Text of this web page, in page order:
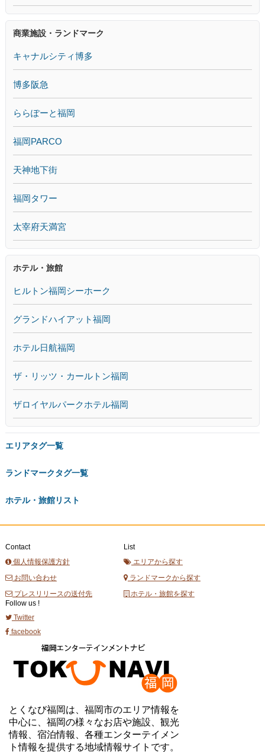
商業施設・ランドマーク
キャナルシティ博多
博多阪急
ららぽーと福岡
福岡PARCO
天神地下街
福岡タワー
太宰府天満宮
ホテル・旅館
ヒルトン福岡シーホーク
グランドハイアット福岡
ホテル日航福岡
ザ・リッツ・カールトン福岡
ザロイヤルパークホテル福岡
エリアタグ一覧
ランドマークタグ一覧
ホテル・旅館リスト
Contact
個人情報保護方針
お問い合わせ
プレスリリースの送付先
List
エリアから探す
ランドマークから探す
ホテル・旅館を探す
Follow us !
Twitter
facebook
とくなび福岡は、福岡市のエリア情報を
中心に、福岡の様々なお店や施設、観光
情報、宿泊情報、各種エンターテイメン
ト情報を提供する地域情報サイトです。